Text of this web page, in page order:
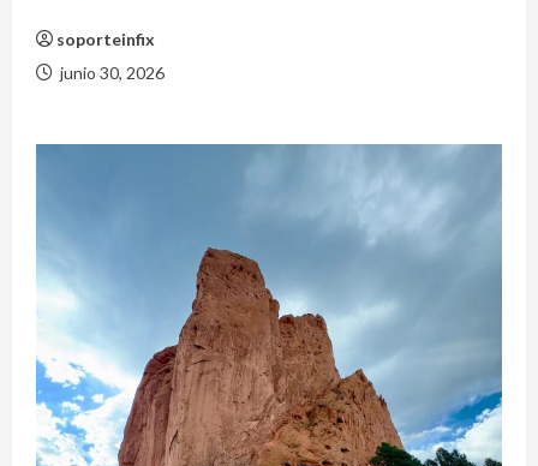
soporteinfix
junio 30, 2026